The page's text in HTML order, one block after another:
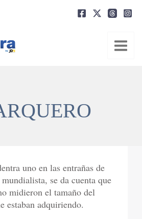
uno en las entrañas de
se da cuenta que
midieron el tamaño del
estaban adquiriendo.